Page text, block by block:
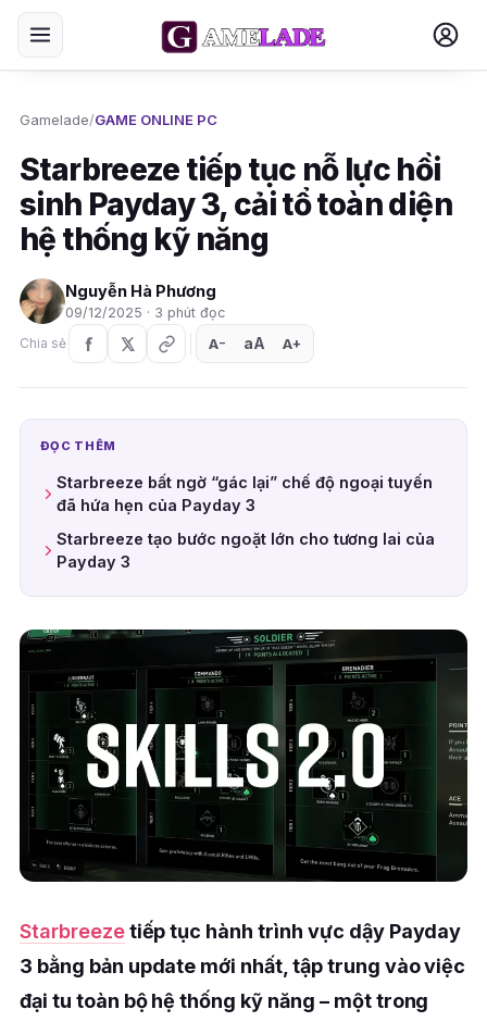
Gamelade/GAME ONLINE PC
Starbreeze tiếp tục nỗ lực hồi
sinh Payday 3, cải tổ toàn diện
hệ thống kỹ năng
Nguyễn Hà Phương
09/12/2025 · 3 phút đọc
Chia sẻ
A− aA A+
ĐỌC THÊM
Starbreeze bất ngờ “gác lại” chế độ ngoại tuyến
đã hứa hẹn của Payday 3
Starbreeze tạo bước ngoặt lớn cho tương lai của
Payday 3
Starbreezetiếp tục hành trình vực dậy Payday
3 bằng bản update mới nhất, tập trung vào việc
đại tu toàn bộ hệ thống kỹ năng – một trong